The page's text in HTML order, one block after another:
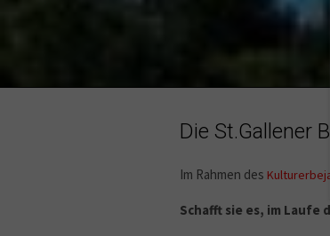
Die St.Gallener
Im Rahmen des
Schafft sie es, im Laufe